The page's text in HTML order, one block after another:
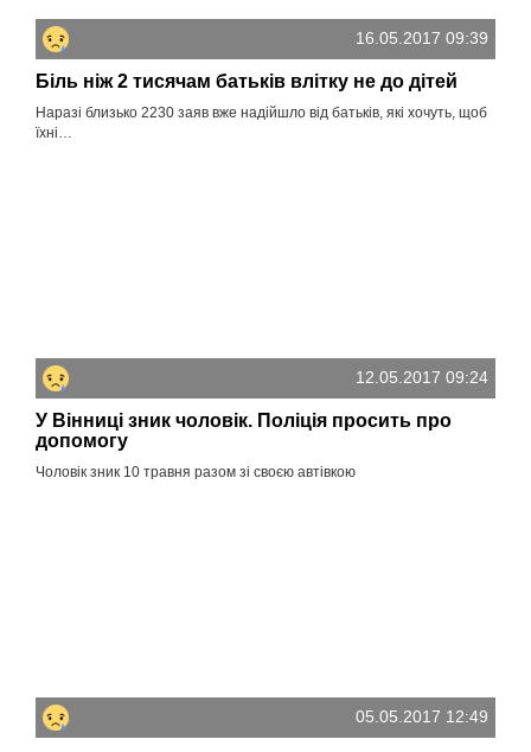
16.05.2017 09:39
Біль ніж 2 тисячам батьків влітку не до дітей
Наразі близько 2230 заяв вже надійшло від батьків, які хочуть, щоб
їхні…
12.05.2017 09:24
У Вінниці зник чоловік. Поліція просить про
допомогу
Чоловік зник 10 травня разом зі своєю автівкою
05.05.2017 12:49